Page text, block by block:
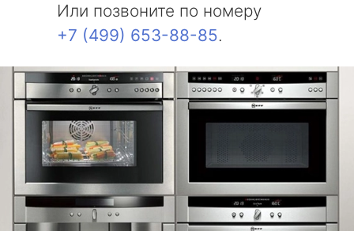
Или позвоните по номеру
+7 (499) 653-88-85.